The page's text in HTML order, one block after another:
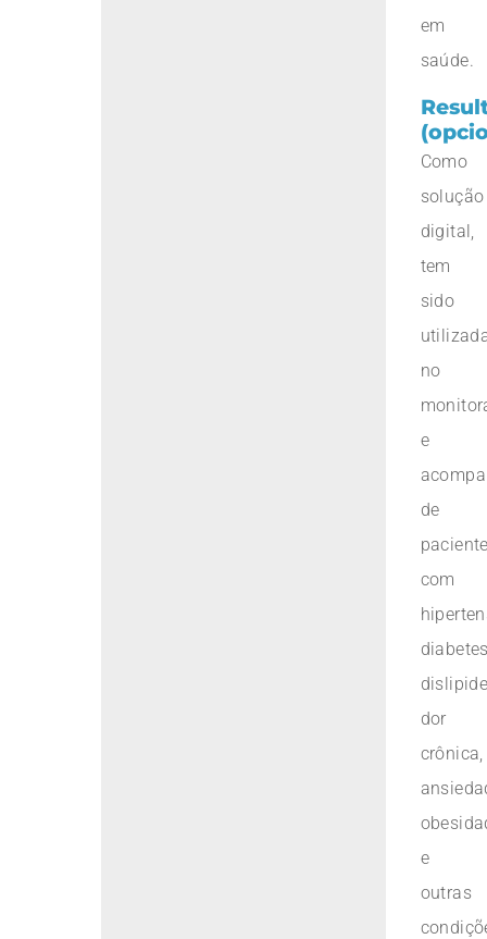
em
saúde.
Como
solução
digital,
tem
sido
no
e
de
com
dor
crônica,
e
outras